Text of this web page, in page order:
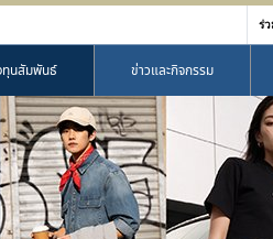
ร่ว
ทุนสัมพันธ์ ข่าวและกิจกรรม